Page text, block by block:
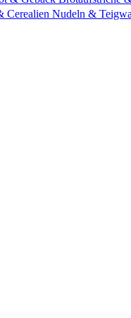
Cerealien Nudeln &